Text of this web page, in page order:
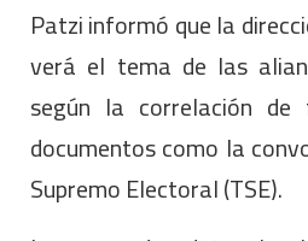
Patzi informó que la
verá el tema de las
según la correlación
documentos como la
Supremo Electoral (TSE).